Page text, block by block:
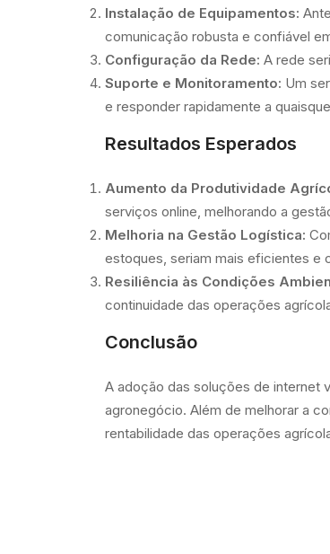
Instalação de Equipamentos:
comunicação robusta e confiável
Configuração da Rede: A rede
Suporte e Monitoramento: Um
e responder rapidamente a
Resultados Esperados
Aumento da Produtividade
serviços online, melhorando a
Melhoria na Gestão Logística:
estoques, seriam mais eficientes e
Resiliência às Condições
continuidade das operações
Conclusão
A adoção das soluções de internet
agronegócio. Além de melhorar a
rentabilidade das operações